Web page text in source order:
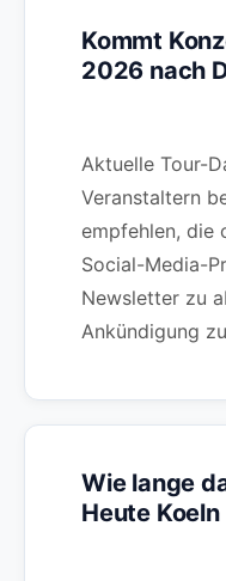
Kommt
2026 nach
Aktuelle Tour-
Veranstaltern
empfehlen, die
Social-Media-
Newsletter zu
Ankündigung
Wie lange
Heute